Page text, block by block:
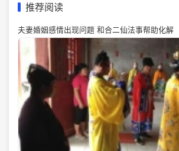
推荐阅读
夫妻婚姻感情出现问题 和合二仙法事帮助化解